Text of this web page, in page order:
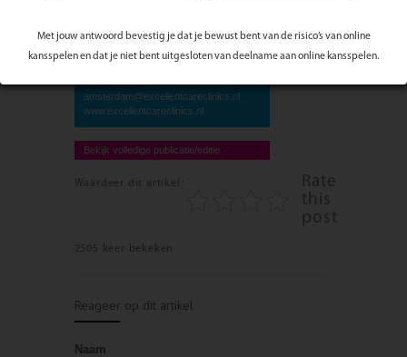
Met jouw antwoord bevestig je dat je bewust bent van de risico’s van online
kansspelen en dat je niet bent uitgesloten van deelname aan online kansspelen.
Excellent Care Clinics Amsterdam
Emmaplein 7
amsterdam@excellentcareclinics.nl
www.excellentcareclinics.nl
Bekijk volledige publicatie/editie
Waardeer dit artikel:
Rate
this
post
2505 keer bekeken
Reageer op dit artikel
Naam